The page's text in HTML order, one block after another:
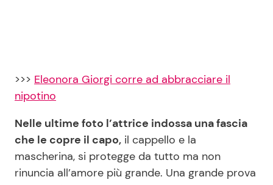
>>> Eleonora Giorgi corre ad abbracciare il
nipotino
Nelle ultime foto l’attrice indossa una fascia
che le copre il capo, il cappello e la
mascherina, si protegge da tutto ma non
rinuncia all’amore più grande. Una grande prova